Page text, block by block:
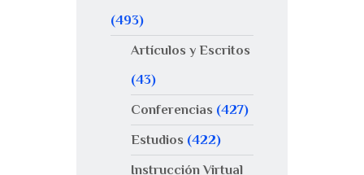
(493)
Artículos y Escritos
(43)
Conferencias (427)
Estudios (422)
Instrucción Virtual